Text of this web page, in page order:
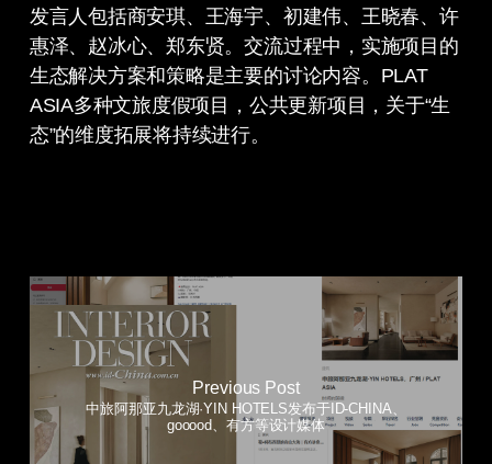
发言人包括商安琪、王海宇、初建伟、王晓春、许
惠泽、赵冰心、郑东贤。交流过程中，实施项目的
生态解决方案和策略是主要的讨论内容。PLAT
ASIA多种文旅度假项目，公共更新项目，关于“生
态”的维度拓展将持续进行。
Previous Post
中旅阿那亚九龙湖·YIN HOTELS发布于ID-CHINA、
gooood、有方等设计媒体